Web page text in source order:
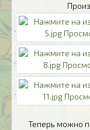
Теперь можно